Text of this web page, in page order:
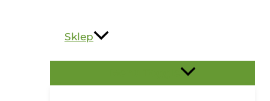
Sklep